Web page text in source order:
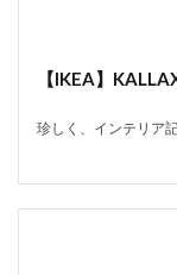
【IKEA】
珍しく、インテリア